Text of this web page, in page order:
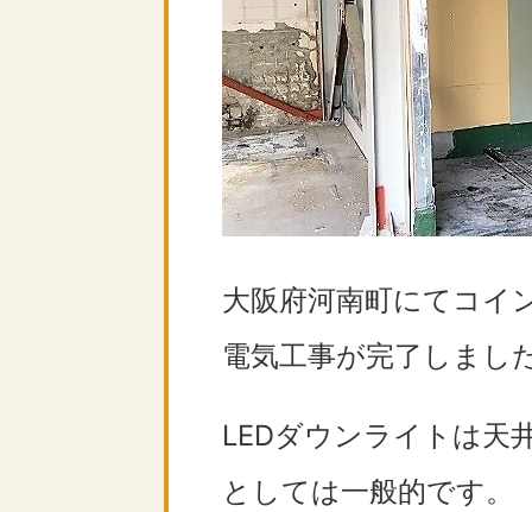
大阪府河南町にてコイ
電気工事が完了しまし
LEDダウンライトは天
としては一般的です。